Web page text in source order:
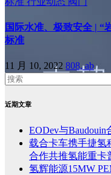
国际水准、极致安全 |
标准
11 月 10, 2022 808, ab
近期文章
EODev与
载合卡车携手捷氢
合作共推氢能重卡
氢辉能源15MW